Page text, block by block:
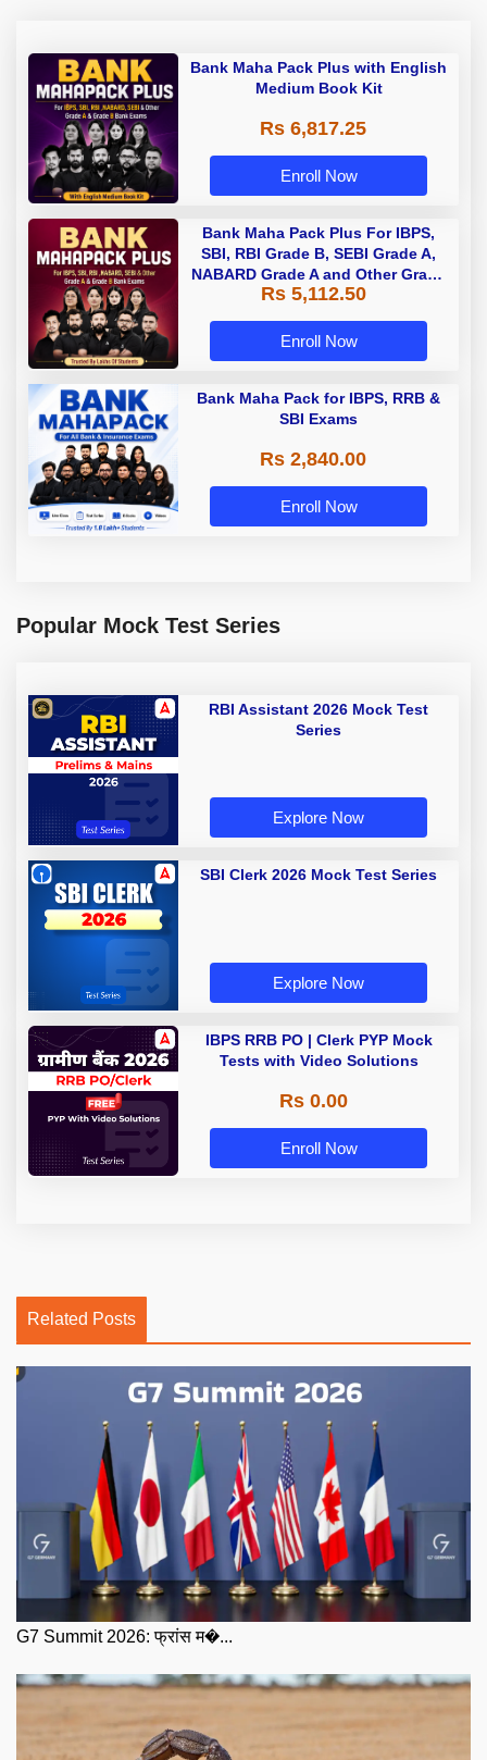
Bank Maha Pack Plus with English
Medium Book Kit
Rs 6,817.25
Enroll Now
Bank Maha Pack Plus For IBPS,
SBI, RBI Grade B, SEBI Grade A,
NABARD Grade A and Other Grade
A & Grade B Bank Exams
Rs 5,112.50
Enroll Now
Bank Maha Pack for IBPS, RRB &
SBI Exams
Rs 2,840.00
Enroll Now
Popular Mock Test Series
RBI Assistant 2026 Mock Test
Series
Explore Now
SBI Clerk 2026 Mock Test Series
Explore Now
IBPS RRB PO | Clerk PYP Mock
Tests with Video Solutions
Rs 0.00
Enroll Now
Related Posts
G7 Summit 2026: फ्रांस म�...